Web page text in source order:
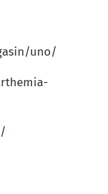
uno/